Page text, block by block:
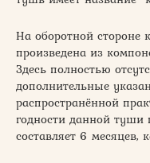
На оборотной стороне
произведена из
Здесь полностью
дополнительные
распространённой
годности данной туши
составляет 6